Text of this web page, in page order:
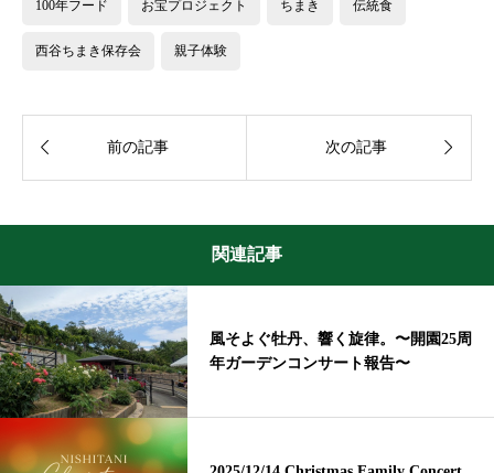
100年フード お宝プロジェクト ちまき 伝統食
西谷ちまき保存会 親子体験
 前の記事 次の記事 
関連記事
風そよぐ牡丹、響く旋律。〜開園25周
年ガーデンコンサート報告〜